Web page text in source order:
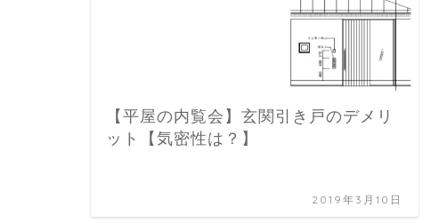
【平屋の内覧会】玄関引き戸のデメリ
ット【気密性は？】
2019年3月10日